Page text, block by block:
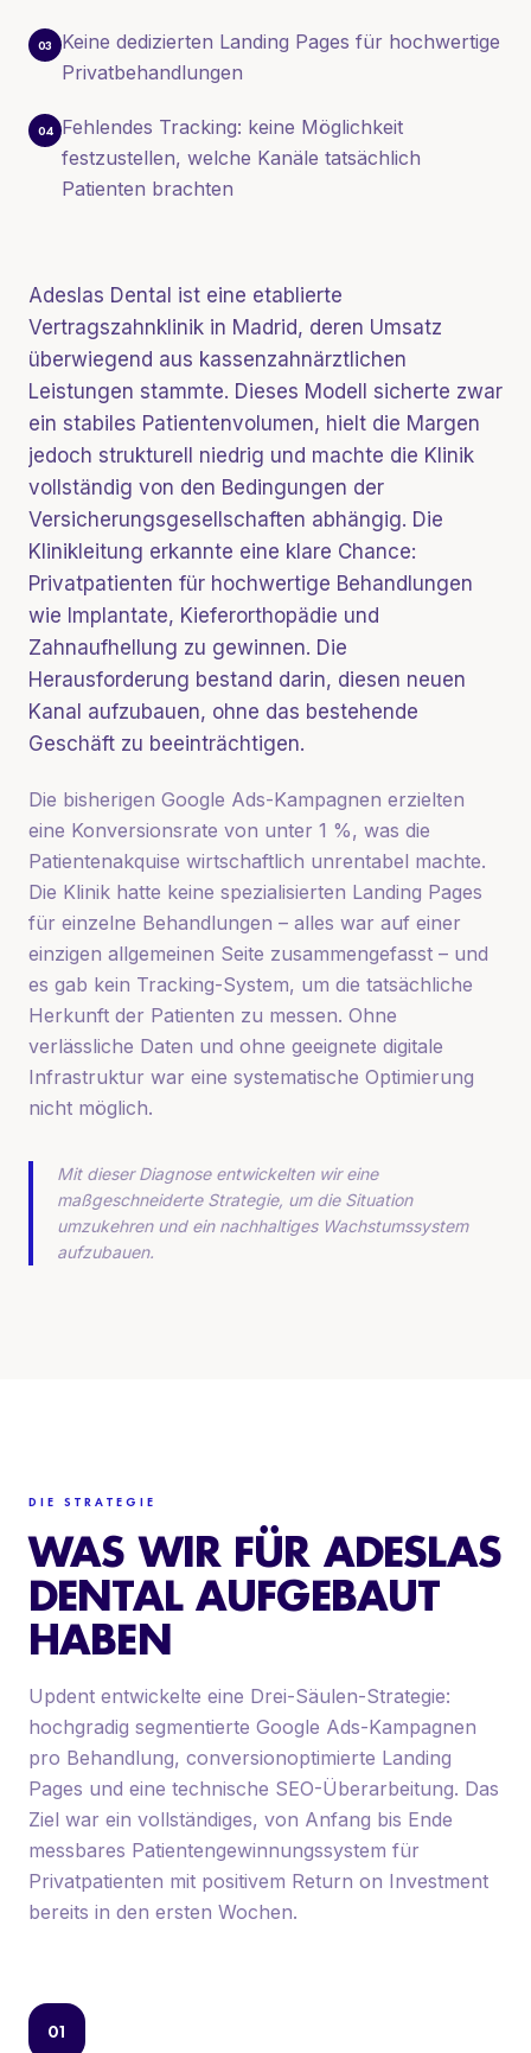
03
Keine dedizierten Landing Pages für hochwertige
Privatbehandlungen
04
Fehlendes Tracking: keine Möglichkeit
festzustellen, welche Kanäle tatsächlich
Patienten brachten
Adeslas Dental ist eine etablierte
Vertragszahnklinik in Madrid, deren Umsatz
überwiegend aus kassenzahnärztlichen
Leistungen stammte. Dieses Modell sicherte zwar
ein stabiles Patientenvolumen, hielt die Margen
jedoch strukturell niedrig und machte die Klinik
vollständig von den Bedingungen der
Versicherungsgesellschaften abhängig. Die
Klinikleitung erkannte eine klare Chance:
Privatpatienten für hochwertige Behandlungen
wie Implantate, Kieferorthopädie und
Zahnaufhellung zu gewinnen. Die
Herausforderung bestand darin, diesen neuen
Kanal aufzubauen, ohne das bestehende
Geschäft zu beeinträchtigen.
Die bisherigen Google Ads-Kampagnen erzielten
eine Konversionsrate von unter 1 %, was die
Patientenakquise wirtschaftlich unrentabel machte.
Die Klinik hatte keine spezialisierten Landing Pages
für einzelne Behandlungen – alles war auf einer
einzigen allgemeinen Seite zusammengefasst – und
es gab kein Tracking-System, um die tatsächliche
Herkunft der Patienten zu messen. Ohne
verlässliche Daten und ohne geeignete digitale
Infrastruktur war eine systematische Optimierung
nicht möglich.
Mit dieser Diagnose entwickelten wir eine
maßgeschneiderte Strategie, um die Situation
umzukehren und ein nachhaltiges Wachstumssystem
aufzubauen.
DIE STRATEGIE
WAS WIR FÜR ADESLAS
DENTAL AUFGEBAUT
HABEN
Updent entwickelte eine Drei-Säulen-Strategie:
hochgradig segmentierte Google Ads-Kampagnen
pro Behandlung, conversionoptimierte Landing
Pages und eine technische SEO-Überarbeitung. Das
Ziel war ein vollständiges, von Anfang bis Ende
messbares Patientengewinnungssystem für
Privatpatienten mit positivem Return on Investment
bereits in den ersten Wochen.
01